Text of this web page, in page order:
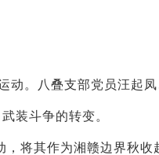
。八叠支部党员汪起凤
装斗争的转变。
其作为湘赣边界秋收